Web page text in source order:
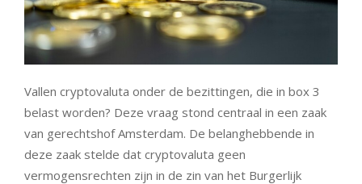
Vallen cryptovaluta onder de bezittingen, die in box 3
belast worden? Deze vraag stond centraal in een zaak
van gerechtshof Amsterdam. De belanghebbende in
deze zaak stelde dat cryptovaluta geen
vermogensrechten zijn in de zin van het Burgerlijk